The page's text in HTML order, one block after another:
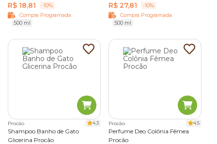
R$ 18,81
-10%
Compra Programada
500 ml
R$ 27,81
-10%
Compra Programada
500 ml
Procão 4.3
Shampoo Banho de Gato
Glicerina Procão
Procão 4.5
Perfume Deo Colônia Fêmea
Procão